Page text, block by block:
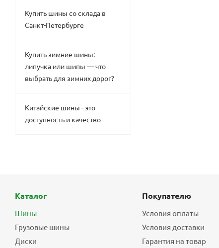
Купить шины со склада в
Санкт-Петербурге
Купить зимние шины:
липучка или шипы — что
выбрать для зимних дорог?
Китайские шины - это
доступность и качество
Каталог
Шины
Грузовые шины
Диски
Покупателю
Условия оплаты
Условия доставки
Гарантия на товар